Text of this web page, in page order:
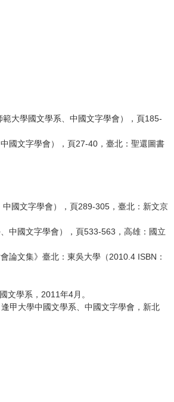
大學國文學系、中國文字學會），頁185-
國文字學會），頁27-40，臺北：聖還圖書
國文字學會），頁289-305，臺北：新文京
中國文字學會），頁533-563，高雄：國立
論文集》臺北：東吳大學（2010.4 ISBN：
文學系，2011年4月。
甲大學中國文學系、中國文字學會，新北